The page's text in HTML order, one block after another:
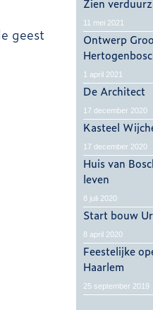
geest
11 mei 2021
Ontwerp
1 april 2021
De Architect
17 december 2020
Kasteel
17 december 2020
Huis van
leven
8 juli 2020
Start bouw
8 april 2020
Feestelijke
Haarlem
25 september 2019